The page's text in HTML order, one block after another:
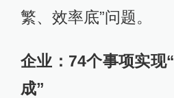
繁、效率底”问题。
企业： 74个事项实现
成”